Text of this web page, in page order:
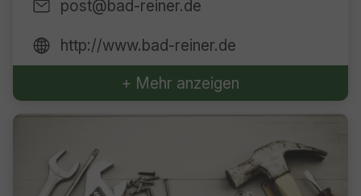
post@bad-reiner.de
http://www.bad-reiner.de
+ Mehr anzeigen